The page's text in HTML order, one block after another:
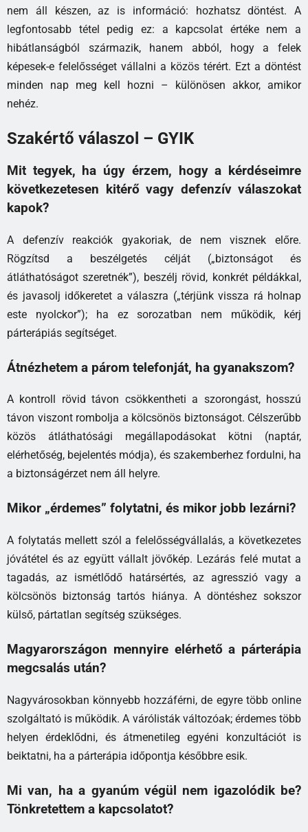
nem áll készen, az is információ: hozhatsz döntést. A
legfontosabb tétel pedig ez: a kapcsolat értéke nem a
hibátlanságból származik, hanem abból, hogy a felek
képesek-e felelősséget vállalni a közös térért. Ezt a döntést
minden nap meg kell hozni – különösen akkor, amikor
nehéz.
Szakértő válaszol – GYIK
Mit tegyek, ha úgy érzem, hogy a kérdéseimre
következetesen kitérő vagy defenzív válaszokat
kapok?
A defenzív reakciók gyakoriak, de nem visznek előre.
Rögzítsd a beszélgetés célját („biztonságot és
átláthatóságot szeretnék”), beszélj rövid, konkrét példákkal,
és javasolj időkeretet a válaszra („térjünk vissza rá holnap
este nyolckor”); ha ez sorozatban nem működik, kérj
párterápiás segítséget.
Átnézhetem a párom telefonját, ha gyanakszom?
A kontroll rövid távon csökkentheti a szorongást, hosszú
távon viszont rombolja a kölcsönös biztonságot. Célszerűbb
közös átláthatósági megállapodásokat kötni (naptár,
elérhetőség, bejelentés módja), és szakemberhez fordulni, ha
a biztonságérzet nem áll helyre.
Mikor „érdemes” folytatni, és mikor jobb lezárni?
A folytatás mellett szól a felelősségvállalás, a következetes
jóvátétel és az együtt vállalt jövőkép. Lezárás felé mutat a
tagadás, az ismétlődő határsértés, az agresszió vagy a
kölcsönös biztonság tartós hiánya. A döntéshez sokszor
külső, pártatlan segítség szükséges.
Magyarországon mennyire elérhető a párterápia
megcsalás után?
Nagyvárosokban könnyebb hozzáférni, de egyre több online
szolgáltató is működik. A várólisták változóak; érdemes több
helyen érdeklődni, és átmenetileg egyéni konzultációt is
beiktatni, ha a párterápia időpontja későbbre esik.
Mi van, ha a gyanúm végül nem igazolódik be?
Tönkretettem a kapcsolatot?